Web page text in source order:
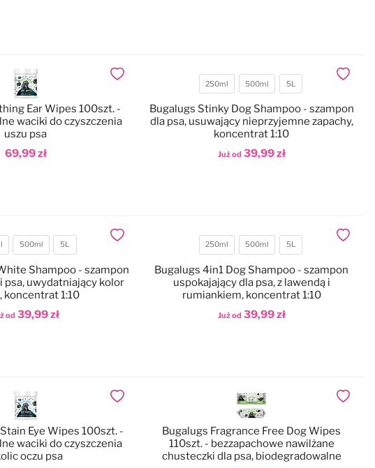
69,99 zł
Ear Wipes 100szt. -
waciki do czyszczenia
uszu psa
Dodaj do ulubionych
Pojemność
250ml 500ml 5L
Już od 39,99 zł
Bugalugs Stinky Dog Shampoo - szampon
dla psa, usuwający nieprzyjemne zapachy,
koncentrat 1:10
Dodaj
500ml 5L
od 39,99 zł
Shampoo - szampon
psa, uwydatniający kolor
koncentrat 1:10
Dodaj do ulubionych
Pojemność
250ml 500ml 5L
Już od 39,99 zł
Bugalugs 4in1 Dog Shampoo - szampon
uspokajający dla psa, z lawendą i
rumiankiem, koncentrat 1:10
Dodaj
Eye Wipes 100szt. -
waciki do czyszczenia
oczu psa
Dodaj do ulubionych
Bugalugs Fragrance Free Dog Wipes
110szt. - bezzapachowe nawilżane
chusteczki dla psa, biodegradowalne
Dodaj